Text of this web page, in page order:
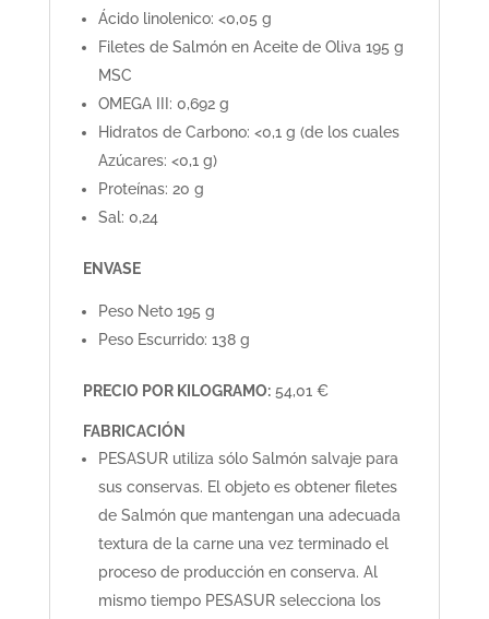
Ácido linolenico: <0,05 g
Filetes de Salmón en Aceite de Oliva 195 g
MSC
OMEGA III: 0,692 g
Hidratos de Carbono: <0,1 g (de los cuales
Azúcares: <0,1 g)
Proteínas: 20 g
Sal: 0,24
ENVASE
Peso Neto 195 g
Peso Escurrido: 138 g
PRECIO POR KILOGRAMO:54,01 €
FABRICACIÓN
PESASUR utiliza sólo Salmón salvaje para
sus conservas. El objeto es obtener filetes
de Salmón que mantengan una adecuada
textura de la carne una vez terminado el
proceso de producción en conserva. Al
mismo tiempo PESASUR selecciona los